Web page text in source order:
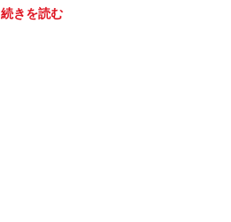
続きを読む